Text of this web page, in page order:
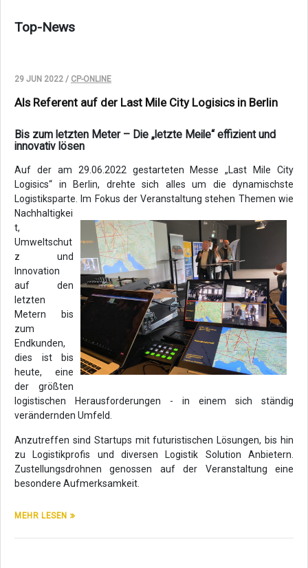
Top-News
29 JUN 2022 / CP-ONLINE
Als Referent auf der Last Mile City Logisics in Berlin
Bis zum letzten Meter – Die „letzte Meile“ effizient und
innovativ lösen
Auf der am 29.06.2022 gestarteten Messe „Last Mile City
Logisics“ in Berlin, drehte sich alles um die dynamischste
Logistiksparte. Im Fokus der Veranstaltungstehen Themen wie
Nachhaltigkei
t,
Umweltschut
z und
Innovation
auf den
letzten
Metern bis
zum
Endkunden,
dies ist bis
heute, eine
der größten
logistischen Herausforderungen - in einem sich ständig
verändernden Umfeld.
Anzutreffen sind Startups mit futuristischen Lösungen, bis hin
zu Logistikprofis und diversen Logistik Solution Anbietern.
Zustellungsdrohnen genossen auf der Veranstaltung eine
besondere Aufmerksamkeit.
MEHR LESEN